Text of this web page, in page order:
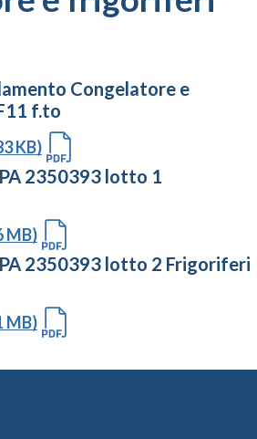
Congelatore e
f.to
KB)
2350393 lotto 1
MB)
2350393 lotto 2 Frigoriferi
MB)